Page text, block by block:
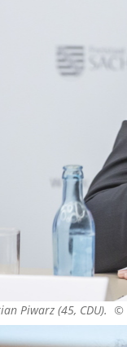
Piwarz (45, CDU). ©